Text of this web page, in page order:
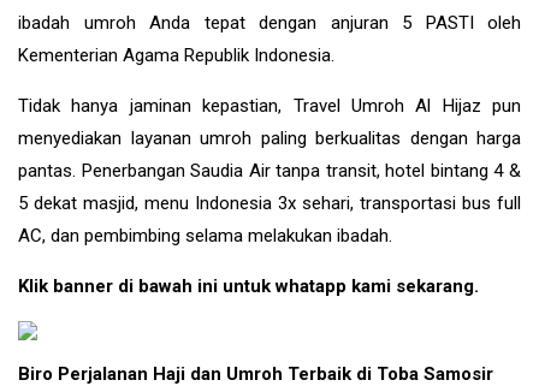
ibadah umroh Anda tepat dengan anjuran 5 PASTI oleh
Kementerian Agama Republik Indonesia.
Tidak hanya jaminan kepastian, Travel Umroh Al Hijaz pun
menyediakan layanan umroh paling berkualitas dengan harga
pantas. Penerbangan Saudia Air tanpa transit, hotel bintang 4 &
5 dekat masjid, menu Indonesia 3x sehari, transportasi bus full
AC, dan pembimbing selama melakukan ibadah.
Klik banner di bawah ini untuk whatapp kami sekarang.
Biro Perjalanan Haji dan Umroh Terbaik di Toba Samosir